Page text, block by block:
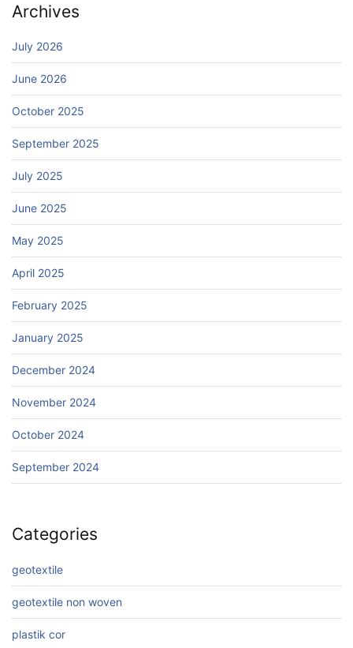
Archives
July 2026
June 2026
October 2025
September 2025
July 2025
June 2025
May 2025
April 2025
February 2025
January 2025
December 2024
November 2024
October 2024
September 2024
Categories
geotextile
geotextile non woven
plastik cor